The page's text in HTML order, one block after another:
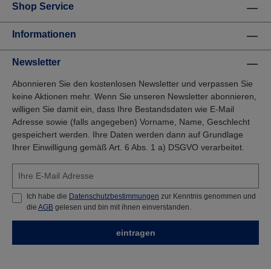
Shop Service
Informationen
Newsletter
Abonnieren Sie den kostenlosen Newsletter und verpassen Sie
keine Aktionen mehr. Wenn Sie unseren Newsletter abonnieren,
willigen Sie damit ein, dass Ihre Bestandsdaten wie E-Mail
Adresse sowie (falls angegeben) Vorname, Name, Geschlecht
gespeichert werden. Ihre Daten werden dann auf Grundlage
Ihrer Einwilligung gemäß Art. 6 Abs. 1 a) DSGVO verarbeitet.
Ich habe die Datenschutzbestimmungen zur Kenntnis genommen und
die AGB gelesen und bin mit ihnen einverstanden.
eintragen